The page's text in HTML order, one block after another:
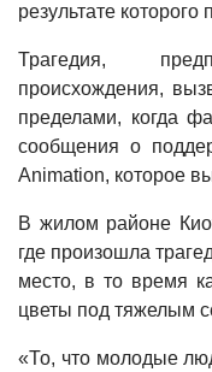
результате которого
Трагедия,
происхождения,
пределами, когда
сообщения о
Animation, которое
В жилом районе
где произошла
место, в то время
цветы под тяжелым
«То, что молодые